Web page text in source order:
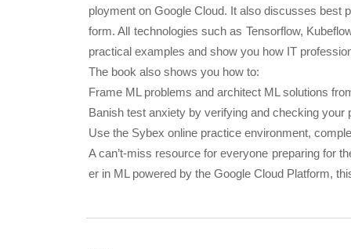
ployment on Google Cloud. It also discusses best
form. All technologies such as Tensorflow,
practical examples and show you how IT
The book also shows you how to:
Frame ML problems and architect ML solutions
Banish test anxiety by verifying and checking
Use the Sybex online practice environment,
A can’t-miss resource for everyone preparing for
er in ML powered by the Google Cloud Platform,